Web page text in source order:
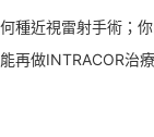
種近視雷射手術；
再做INTRACOR治療